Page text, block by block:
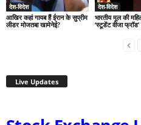
देश-विदेश
आखिर कहां गायब हैं ईरान के सुप्रीम
लीडर मोजतबा खामेनेई?
देश-विदेश
भारतीय मूल की
‘स्टूडेंट वीजा
Live Updates